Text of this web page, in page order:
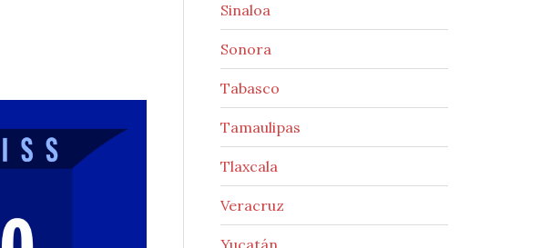
Sinaloa
Sonora
Tabasco
Tamaulipas
Tlaxcala
Veracruz